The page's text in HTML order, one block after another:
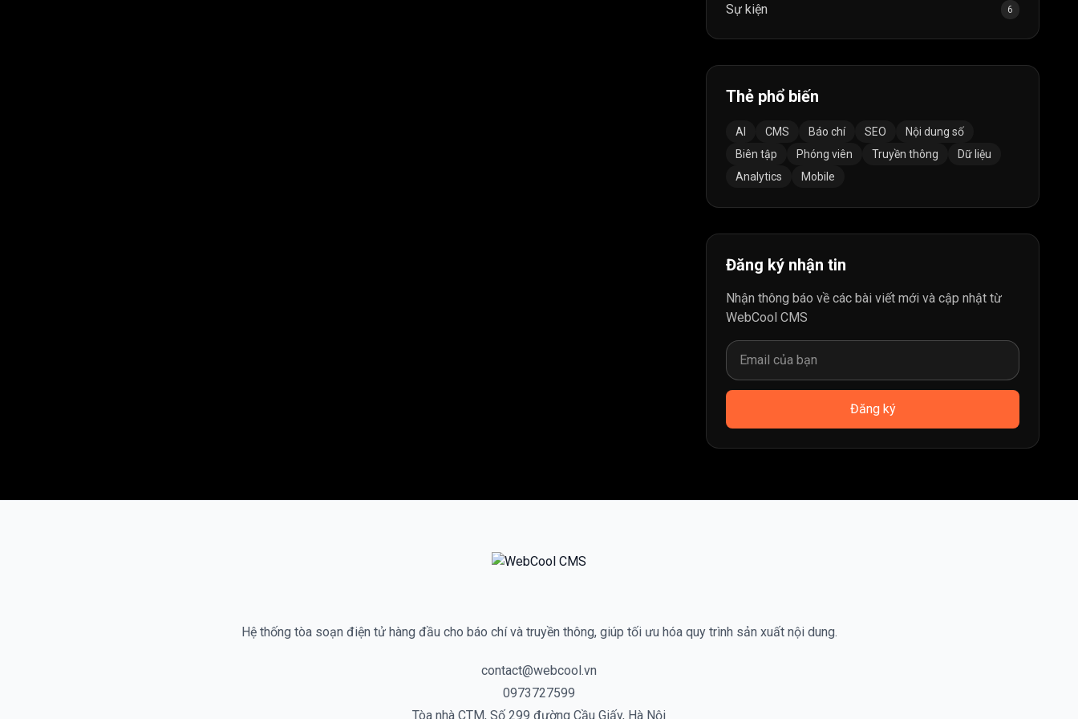
Sự kiện 6
Thẻ phổ biến
AI CMS Báo chí SEO
Nội dung số
Biên tập
Phóng viên Truyền thông
Dữ liệu
Analytics
Mobile
Đăng ký nhận tin
Nhận thông báo về các bài viết mới và cập nhật từ
WebCool CMS
Đăng ký
Hệ thống tòa soạn điện tử hàng đầu cho báo chí và truyền thông, giúp tối ưu hóa quy trình sản xuất nội dung.
contact@webcool.vn
0973727599
Tòa nhà CTM, Số 299 đường Cầu Giấy, Hà Nội